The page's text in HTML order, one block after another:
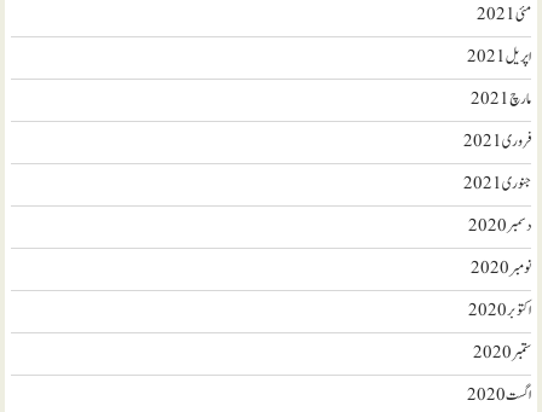
مئی 2021
اپریل 2021
مارچ 2021
فروری 2021
جنوری 2021
دسمبر 2020
نومبر 2020
اکتوبر 2020
ستمبر 2020
اگست 2020